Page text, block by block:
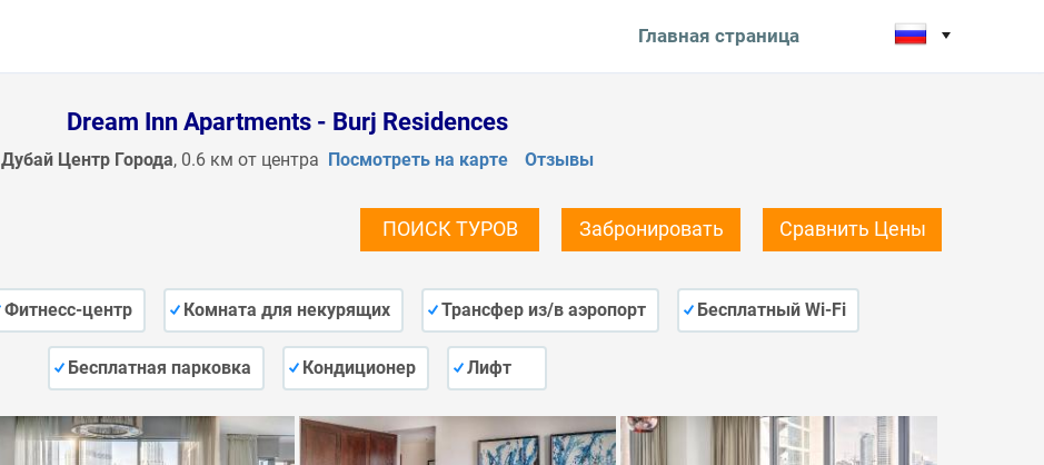
Главная страница
Dream Inn Apartments - Burj Residences
Дубай Центр Города, 0.6 км от центра Посмотреть на карте Отзывы
Сравнить Цены
Забронировать
ПОИСК ТУРОВ
Фитнесс-центр Комната для некурящих Трансфер из/в аэропорт Бесплатный Wi-Fi
Бесплатная парковка Кондиционер Лифт